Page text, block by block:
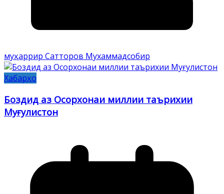
муҳаррир Сатторов Мухаммадсобир
Хабарҳо
Боздид аз Осорхонаи миллии таърихии
Муғулистон